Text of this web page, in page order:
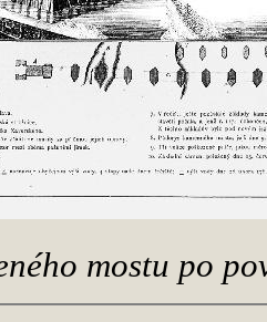
mostu po